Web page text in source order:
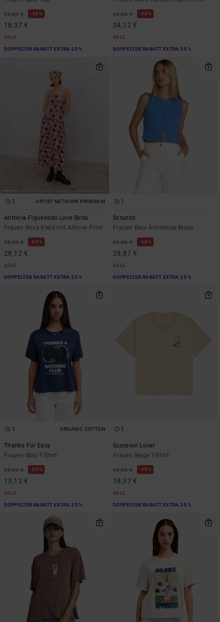
35,00 € 48%
18,37 €
SALE
DOPPELTER RABATT EXTRA 25 %
65,00 € 48%
34,12 €
SALE
DOPPELTER RABATT EXTRA 25 %
1 ARTIST NETWORK PROGRAM
Antonia Figueiredo Love Birds
Frauen Rosa Kleid mit Allover-Print
75,00 € 63%
28,12 €
SALE
DOPPELTER RABATT EXTRA 25 %
1
Scrunch
Frauen Blau Ärmellose Bluse
55,00 € 48%
28,87 €
SALE
DOPPELTER RABATT EXTRA 25 %
1 ORGANIC COTTON
Thanks For Easy
Frauen Blau T-Shirt
35,00 € 63%
13,12 €
SALE
DOPPELTER RABATT EXTRA 25 %
1
Scorpion Lover
Frauen Beige T-Shirt
35,00 € 48%
18,37 €
SALE
DOPPELTER RABATT EXTRA 25 %